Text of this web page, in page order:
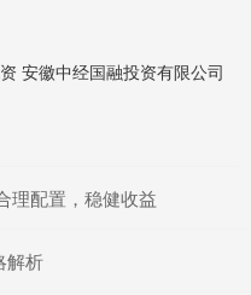
安徽中经国融投资有限公司
理配置，稳健收益
解析